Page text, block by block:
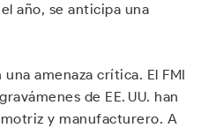
año, se anticipa una
amenaza crítica. El FMI
de EE. UU. han
y manufacturero. A